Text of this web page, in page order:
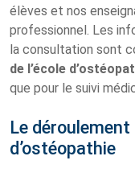
élèves et nos
professionnel. Les
la consultation sont
de l’école
que pour le suivi
Le déroulement
d’ostéopathie